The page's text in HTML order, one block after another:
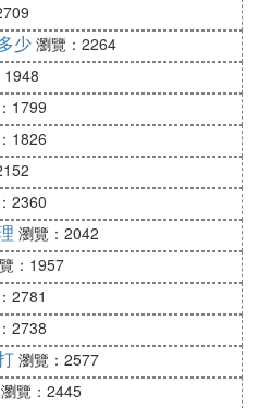
少 瀏覽：2264
1948
1799
1826
2360
瀏覽：2042
：1957
2781
2738
瀏覽：2577
瀏覽：2445